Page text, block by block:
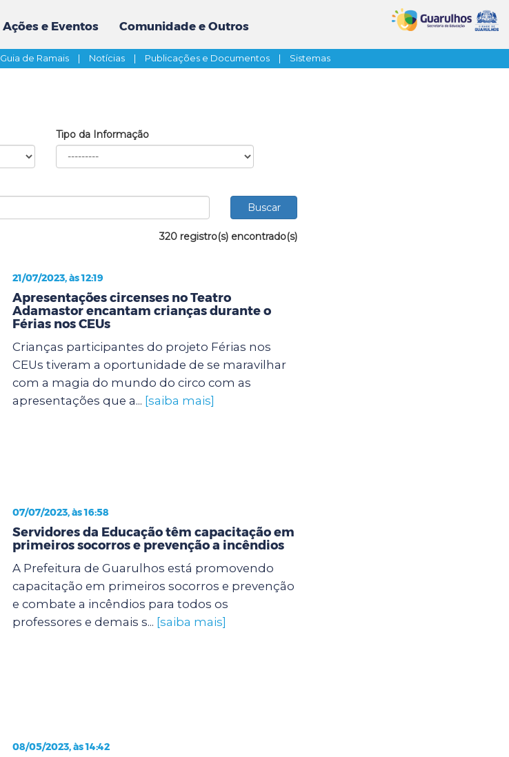
Ações e Eventos Comunidade e Outros
Guia de Ramais | Notícias | Publicações e Documentos | Sistemas
Tipo da Informação
320 registro(s) encontrado(s)
21/07/2023, às 12:19
Apresentações circenses no Teatro
Adamastor encantam crianças durante o
Férias nos CEUs
Crianças participantes do projeto Férias nos
CEUs tiveram a oportunidade de se maravilhar
com a magia do mundo do circo com as
apresentações que a... [saiba mais]
07/07/2023, às 16:58
Servidores da Educação têm capacitação em
primeiros socorros e prevenção a incêndios
A Prefeitura de Guarulhos está promovendo
capacitação em primeiros socorros e prevenção
e combate a incêndios para todos os
professores e demais s... [saiba mais]
08/05/2023, às 14:42